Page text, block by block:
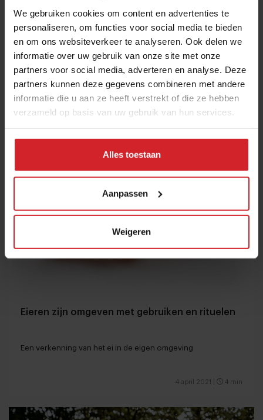
We gebruiken cookies om content en advertenties te
personaliseren, om functies voor social media te bieden
en om ons websiteverkeer te analyseren. Ook delen we
informatie over uw gebruik van onze site met onze
partners voor social media, adverteren en analyse. Deze
partners kunnen deze gegevens combineren met andere
informatie die u aan ze heeft verstrekt of die ze hebben
verzameld op basis van uw gebruik van hun services.
Alles toestaan
Aanpassen
Weigeren
Een ei hoort erbij en andere facts on eggs
Hoeveel eieren eten we en leggen we in Nederland?
4 april 2021 | 2 min
Eieren zijn omgeven met gebruiken en rituelen
Een verkenning van het ei in de eigen omgeving
4 april 2021 4 min